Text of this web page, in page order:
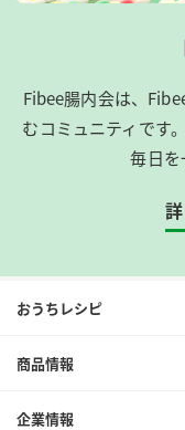
Fibee腸内会は、​
むコミュニティです
毎日を
おうちレシピ
商品情報
企業情報